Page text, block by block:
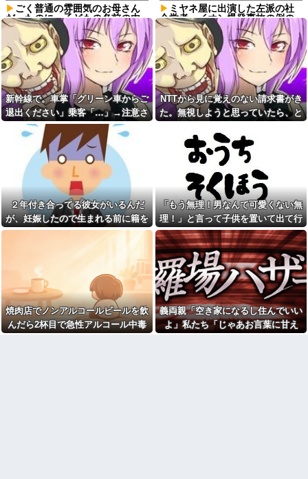
ごく普通の雰囲気のお母さん
だったのに、子どもの名前の由
来を聞いて驚きを隠せなくなっ
て…
ママ友同士で7000円のランチ
を楽しんでいたら、一人の発言
で場の空気が凍りついた。その
理由とは…
彼氏を初めて一人暮らしの我
が家に招いた。私が朝ご飯を作
ったのだが、彼氏にトーストに
何塗る？って聞いたら...
あの咀嚼音がどうしても無理
で吐きそう
有吉「『俺テレビ見ない』っ
て言う奴おかしいだろ。団子屋
で『団子食べない』って言う
か？」
【悲報】大卒初任給600万の時
代へ
wwwwwwwwwwwwwwwwww
【緊急】お笑いジャングルポ
ケット斉藤慎二被告に懲役7年の
求刑←これ…
ジャップ「クリスマスお祝い
した1週間後にみんなで神社行き
ます」←これ
【画像】令和最新版のあのち
ゃん、可愛過ぎてワイらにブッ
刺さりまくりw w w w w w
ミヤネ屋に出演した左派の社
会学者、イオン爆発事故の例の
テナントに理解を示して……
【画像】令和最新版のあのち
ゃん、可愛過ぎてワイらにブッ
刺さりまくりw w w w w w他
血を見て失神した俺が「殺人
事件の被害者（遺体）」と勘違
いされ現場が大パニックに！勇
敢なおばちゃんとオジサン達の
団結力と勘違い劇がこちらｗｗ
に妊娠…41歳主婦が語る中絶の
真実wwwww
【画像】このボケて、破壊力
ありすぎてクッソワロタｗｗｗ
ｗｗｗｗｗｗ
帰って来た旦那「今日もご飯
ないの？なんで？」私「自転車
ないしスーパーまで歩いて一時
間。無理よ！」→結果ｗｗｗ
妻の浮氣が発覚。俺「離婚
だ」妻の謝罪と子供の願いに根
負けして再構築し、２週間後に
また浮気。俺「今度こそ離婚
だ」妻「離婚するなら飛び降り
る！」俺「ご自由に＾＾」→結
果
不倫相手(男)が「自分の下半身
の画像」を私のスマホに送信し
てきた
新幹線で。車掌「グリーン車からご
退出ください」乗客「…」→注意さ
れても動かない乗客を見ていたら、
その直後まさかの展開に…
NTTから見に覚えのない請求書がき
た。無視しようと思っていたら、と
２年付き合ってる彼女がいるんだ
が、妊娠したので生まれる前に籍を
入れたいと言われた。俺は種がほぼ
無いはずなのに...
「もう無理！男なんて可愛くない無
理！」と言って子供を置いて出て行
った息子嫁
焼肉店でノンアルコールビールを飲
んだら2杯目で急性アルコール中毒
義両親「空き家になるし住んでいい
よ」私たち「じゃあお言葉に甘え